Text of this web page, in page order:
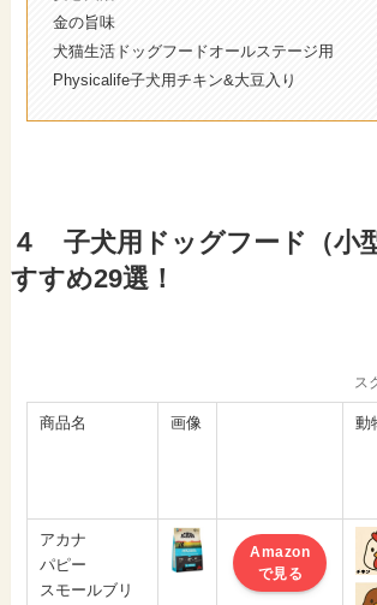
金の旨味
犬猫生活ドッグフードオールステージ用
Physicalife子犬用チキン&大豆入り
４ 子犬用ドッグフード（小
すすめ29選！
ス
商品名 画像 動
アカナ
パピー
スモールブリ
Amazon
で見る